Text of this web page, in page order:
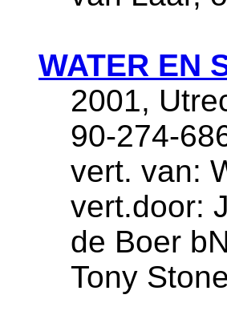
WATER EN
2001,
90-274-
vert. van:
vert.door:
de Boer
Tony Stone